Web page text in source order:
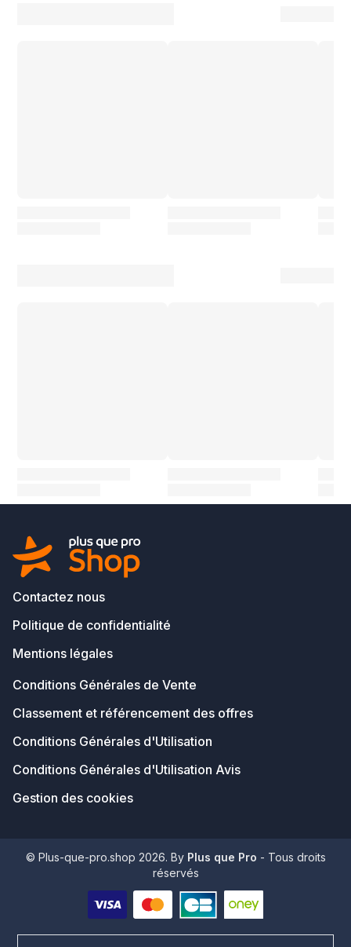
Contactez nous
Politique de confidentialité
Mentions légales
Conditions Générales de Vente
Classement et référencement des offres
Conditions Générales d'Utilisation
Conditions Générales d'Utilisation Avis
Gestion des cookies
© Plus-que-pro.shop 2026. By Plus que Pro - Tous droits
réservés